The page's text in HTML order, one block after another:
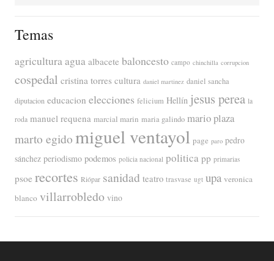
Temas
agricultura agua albacete baloncesto campo chinchilla corrupcion
cospedal cristina torres cultura daniel martinez daniel sancha
diputacion educacion elecciones felicium Hellín jesus perea la
roda manuel requena marcial marin maria galindo mario plaza
marto egido miguel ventayol page paro pedro
sánchez periodismo podemos policia nacional politica pp primarias
psoe recortes Riópar sanidad teatro trasvase ugt upa veronica
blanco villarrobledo vino